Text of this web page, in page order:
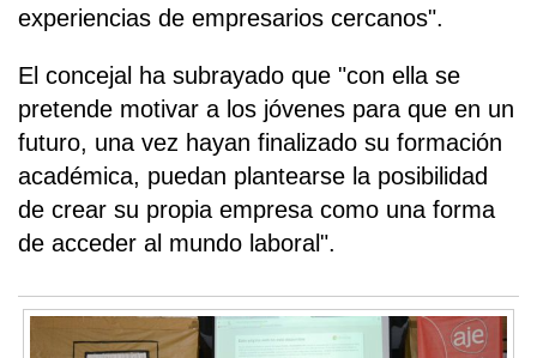
experiencias de empresarios cercanos".
El concejal ha subrayado que "con ella se
pretende motivar a los jóvenes para que en un
futuro, una vez hayan finalizado su formación
académica, puedan plantearse la posibilidad
de crear su propia empresa como una forma
de acceder al mundo laboral".